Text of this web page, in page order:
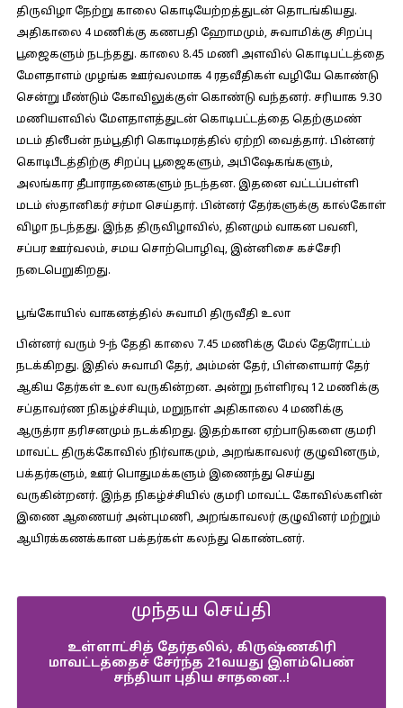
திருவிழா நேற்று காலை கொடியேற்றத்துடன் தொடங்கியது.
அதிகாலை 4 மணிக்கு கணபதி ஹோமமும், சுவாமிக்கு சிறப்பு
பூஜைகளும் நடந்தது. காலை 8.45 மணி அளவில் கொடிபட்டத்தை
மேளதாளம் முழங்க ஊர்வலமாக 4 ரதவீதிகள் வழியே கொண்டு
சென்று மீண்டும் கோவிலுக்குள் கொண்டு வந்தனர். சரியாக 9.30
மணியளவில் மேளதாளத்துடன் கொடிபட்டத்தை தெற்குமண்
மடம் திலீபன் நம்பூதிரி கொடிமரத்தில் ஏற்றி வைத்தார். பின்னர்
கொடிபீடத்திற்கு சிறப்பு பூஜைகளும், அபிஷேகங்களும்,
அலங்கார தீபாராதனைகளும் நடந்தன. இதனை வட்டப்பள்ளி
மடம் ஸ்தானிகர் சர்மா செய்தார். பின்னர் தேர்களுக்கு கால்கோள்
விழா நடந்தது. இந்த திருவிழாவில், தினமும் வாகன பவனி,
சப்பர ஊர்வலம், சமய சொற்பொழிவு, இன்னிசை கச்சேரி
நடைபெறுகிறது.
பூங்கோயில் வாகனத்தில் சுவாமி திருவீதி உலா
பின்னர் வரும் 9-ந் தேதி காலை 7.45 மணிக்கு மேல் தேரோட்டம்
நடக்கிறது. இதில் சுவாமி தேர், அம்மன் தேர், பிள்ளையார் தேர்
ஆகிய தேர்கள் உலா வருகின்றன. அன்று நள்ளிரவு 12 மணிக்கு
சப்தாவர்ண நிகழ்ச்சியும், மறுநாள் அதிகாலை 4 மணிக்கு
ஆருத்ரா தரிசனமும் நடக்கிறது. இதற்கான ஏற்பாடுகளை குமரி
மாவட்ட திருக்கோவில் நிர்வாகமும், அறங்காவலர் குழுவினரும்,
பக்தர்களும், ஊர் பொதுமக்களும் இணைந்து செய்து
வருகின்றனர். இந்த நிகழ்ச்சியில் குமரி மாவட்ட கோவில்களின்
இணை ஆணையர் அன்புமணி, அறங்காவலர் குழுவினர் மற்றும்
ஆயிரக்கணக்கான பக்தர்கள் கலந்து கொண்டனர்.
முந்தய செய்தி
உள்ளாட்சித் தேர்தலில், கிருஷ்ணகிரி
மாவட்டத்தைச் சேர்ந்த 21வயது இளம்பெண்
சந்தியா புதிய சாதனை..!